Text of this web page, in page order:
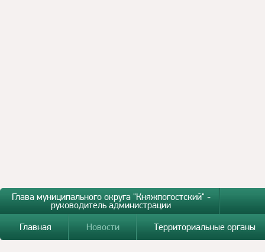
Глава муниципального округа "Княжпогостский" -
руководитель администрации
Главная
Новости Территориальные органы